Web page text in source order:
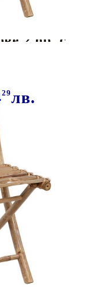
2 бр. с
бамбук
29лв.
бр.
до 9 дни
плащане по банков път
см (Д х Ш x Деб)